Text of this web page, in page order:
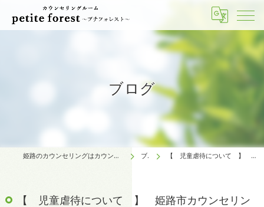
ブログ
姫路のカウンセリングはカウンセリングルーム petite forest～プチフォレスト～ ブログ 【 児童虐待について 】 姫路市カウンセリングルームプチフォレスト
【 児童虐待について 】 姫路市カウンセリン